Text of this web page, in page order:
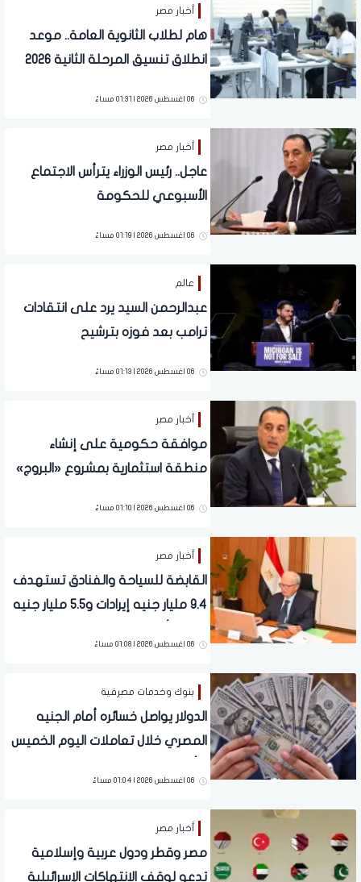
أخبار مصر
هام لطلاب الثانوية العامة.. موعد
انطلاق تنسيق المرحلة الثانية 2026
06 اغسطس 2026 | 01:31 مساءً
أخبار مصر
عاجل.. رئيس الوزراء يترأس الاجتماع
الأسبوعي للحكومة
06 اغسطس 2026 | 01:19 مساءً
عالم
عبدالرحمن السيد يرد على انتقادات
ترامب بعد فوزه بترشيح
ميشيجان
06 اغسطس 2026 | 01:13 مساءً
أخبار مصر
موافقة حكومية على إنشاء
منطقة استثمارية بمشروع «البروج»
06 اغسطس 2026 | 01:10 مساءً
أخبار مصر
القابضة للسياحة والفنادق تستهدف
9.4 مليار جنيه إيرادات و5.5 مليار جنيه
06 اغسطس 2026 | 01:08 مساءً
بنوك وخدمات مصرفية
الدولار يواصل خسائره أمام الجنيه
المصري خلال تعاملات اليوم الخميس
06 اغسطس 2026 | 01:04 مساءً
أخبار مصر
مصر وقطر ودول عربية وإسلامية
تدعو لوقف الانتهاكات الإسرائيلية